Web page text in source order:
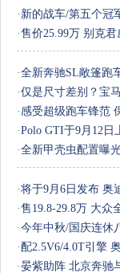
· 新的战车/第五个冠
·售价25.99万 别克
·全新奔驰SL敞篷跑
·仅是尺寸差别？宝
·感受超级跑车锋范
·Polo GTI于9月12日
·全新甲壳虫配置曝
·将于9月6日发布 奥
·售19.8-29.8万 大众
·今年中秋/国庆连休
· 配2.5V6/4.0T引擎
·晏紫助阵 北京奔驰